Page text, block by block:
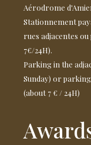
Aérodrome
Stationnement
rues adjacentes
7€/24H).
Parking in the
Sunday) or
(about 7 € / 24H)